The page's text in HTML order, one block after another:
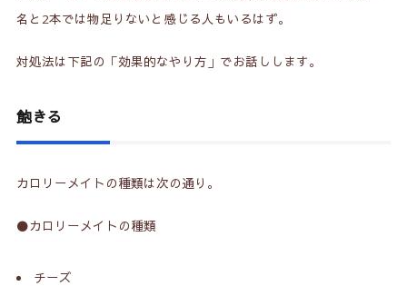
名と2本では物足りないと感じる人もいるはず。
対処法は下記の「効果的なやり方」でお話しします。
飽きる
カロリーメイトの種類は次の通り。
⚫️カロリーメイトの種類
チーズ